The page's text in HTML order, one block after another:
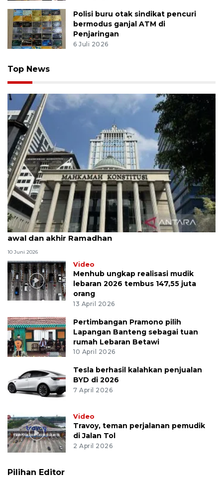
Polisi buru otak sindikat pencuri
bermodus ganjal ATM di
Penjaringan
6 Juli 2026
Top News
MK uji materi UU Peradilan Agama perihal isbat
awal dan akhir Ramadhan
10 Juni 2026
Video
Menhub ungkap realisasi mudik
lebaran 2026 tembus 147,55 juta
orang
13 April 2026
Pertimbangan Pramono pilih
Lapangan Banteng sebagai tuan
rumah Lebaran Betawi
10 April 2026
Tesla berhasil kalahkan penjualan
BYD di 2026
7 April 2026
Video
Travoy, teman perjalanan pemudik
di Jalan Tol
2 April 2026
Pilihan Editor